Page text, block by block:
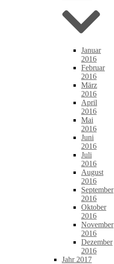
Januar
2016
Februar
2016
März
2016
April
2016
Mai
2016
Juni
2016
Juli
2016
August
2016
September
2016
Oktober
2016
November
2016
Dezember
2016
Jahr 2017